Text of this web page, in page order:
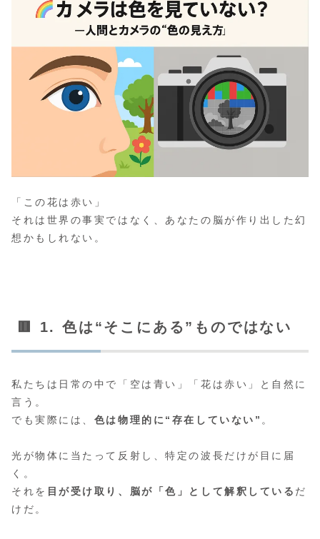
「この花は赤い」
それは世界の事実ではなく、あなたの脳が作り出した幻
想かもしれない。
🟥 1. 色は“そこにある”ものではない
私たちは日常の中で「空は青い」「花は赤い」と自然に
言う。
でも実際には、 色は物理的に“存在していない” 。
光が物体に当たって反射し、特定の波長だけが目に届
く。
それを 目が受け取り、脳が「色」として解釈している だ
けだ。